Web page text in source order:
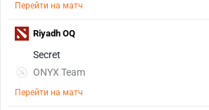
Перейти на матч
Secret
ONYX Team
Перейти на матч
Riyadh OQ